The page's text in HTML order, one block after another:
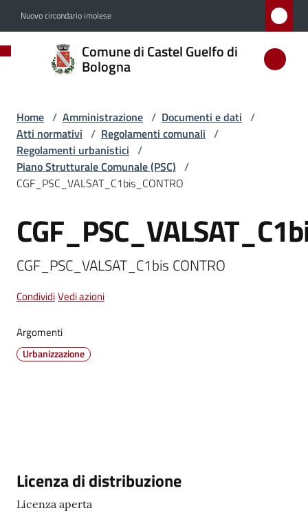
Nuovo circondario imolese
Comune di Castel Guelfo di
Bologna
Comune
di
Guelfo
di
Bologna
Menu selezionato
Novità
Servizi
Vivere
Castel
online
Home / Amministrazione / Documenti e dati /
Atti normativi / Regolamenti comunali /
Regolamenti urbanistici /
Piano Strutturale Comunale (PSC) /
CGF_PSC_VALSAT_C1bis_CONTRO
Salta al contenuto
CGF_PSC_VALSAT_C1bis CONTRO
CondividiVedi azioni
Argomenti
Urbanizzazione
Descrizione
Licenza di distribuzione
Licenza aperta